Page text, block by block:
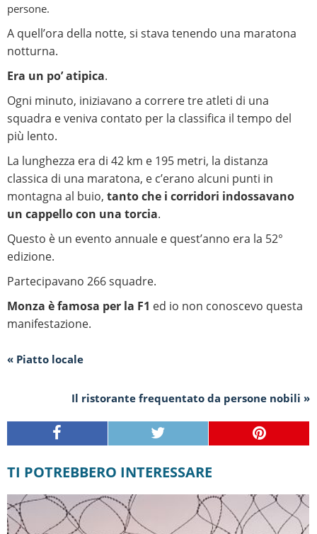
persone.
A quell’ora della notte, si stava tenendo una maratona
notturna.
Era un po’ atipica.
Ogni minuto, iniziavano a correre tre atleti di una
squadra e veniva contato per la classifica il tempo del
più lento.
La lunghezza era di 42 km e 195 metri, la distanza
classica di una maratona, e c’erano alcuni punti in
montagna al buio, tanto che i corridori indossavano
un cappello con una torcia.
Questo è un evento annuale e quest’anno era la 52°
edizione.
Partecipavano 266 squadre.
Monza è famosa per la F1 ed io non conoscevo questa
manifestazione.
« Piatto locale
Il ristorante frequentato da persone nobili »
TI POTREBBERO INTERESSARE